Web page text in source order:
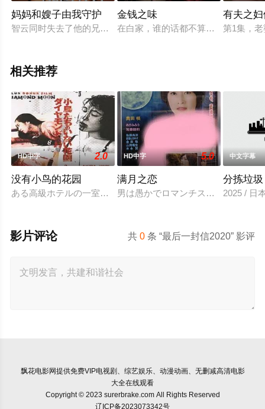
妈妈和嫂子由我守护
智云同时失去了他的兄弟和父亲，他们对他来说是一切。智云
金钱之味
在白家，谁的话都不算数，唯有金钱
有夫之
第1集，
相关推荐
HD中字 2.0
没有小鸟的花园
ある高級ホテルの一室に3組のカップルが集まった。そこで彼
HD中字 5.0
满月之恋
男は愚かでロマンチスト、女はした
中文字幕
分拣垃
2025 / 日
共0 条 “最后一封信2020” 影评
影片评论
飘花电影网提供免费VIP电视剧、综艺娱乐、动漫动画、无删减高清电影
大全在线观看
Copyright © 2023 surerbrake.com All Rights Reserved
辽ICP备2023073342号